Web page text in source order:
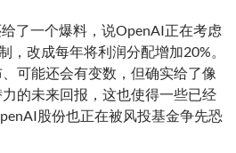
了一个爆料，说OpenAI正在考虑
，改成每年将利润分配增加20%。
可能还会有变数，但确实给了像
的未来回报，这也使得一些已经
股份也正在被风投基金争先恐